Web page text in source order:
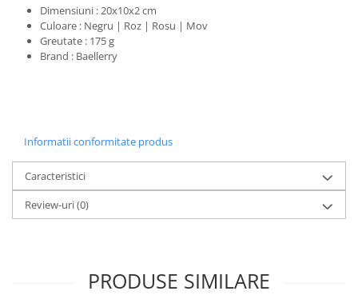
Dimensiuni : 20x10x2 cm
Culoare : Negru | Roz | Rosu | Mov
Greutate : 175 g
Brand : Baellerry
Informatii conformitate produs
Caracteristici
Review-uri(0)
PRODUSE SIMILARE